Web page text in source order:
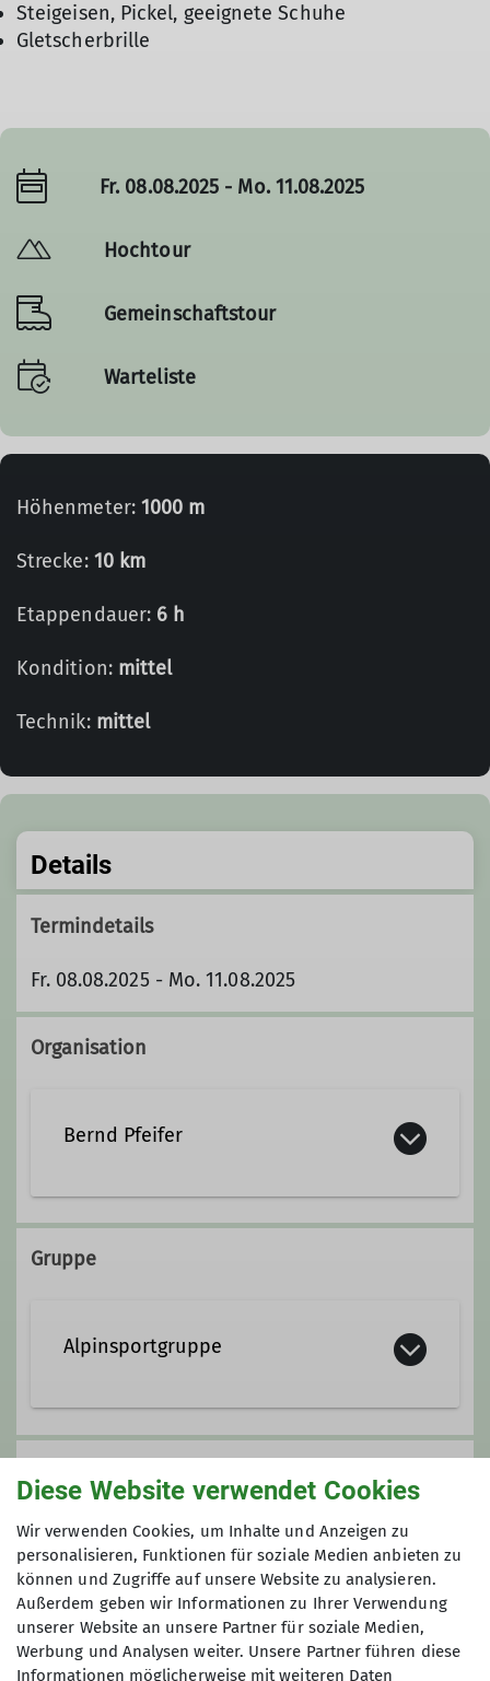
Steigeisen, Pickel, geeignete Schuhe
Gletscherbrille
Fr. 08.08.2025 - Mo. 11.08.2025
Hochtour
Gemeinschaftstour
Warteliste
Höhenmeter: 1000 m
Strecke: 10 km
Etappendauer: 6 h
Kondition: mittel
Technik: mittel
Details
Termindetails
Fr. 08.08.2025 - Mo. 11.08.2025
Organisation
Bernd Pfeifer
Kontakt aufnehmen
Ämter
Wegewart Hauerseehütte
Gruppe
Alpinsportgruppe
Ihr seid aus der Jugend
rausgewachsen und fühlt euch auch
noch nicht zum 'alten Eisen' gehörig?
Bei unseren Ausfahrten ist für jeden
etwas dabei:
für Anfänger leichte Touren mit wenig
Höhenmetern und Tipps von ‚alten
Hasen‘
Anfrage senden
Maximale Teilnehmeranzahl
6
Diese Website verwendet Cookies
Wir verwenden Cookies, um Inhalte und Anzeigen zu
personalisieren, Funktionen für soziale Medien anbieten zu
können und Zugriffe auf unsere Website zu analysieren.
Außerdem geben wir Informationen zu Ihrer Verwendung
unserer Website an unsere Partner für soziale Medien,
Werbung und Analysen weiter. Unsere Partner führen diese
Informationen möglicherweise mit weiteren Daten